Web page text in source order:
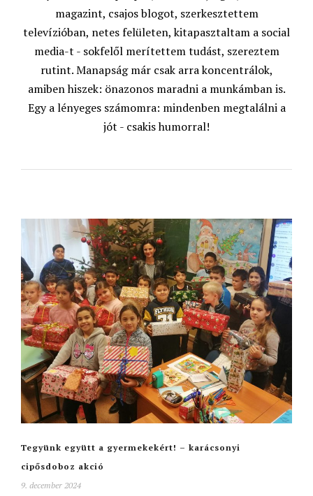
magazint, csajos blogot, szerkesztettem
televízióban, netes felületen, kitapasztaltam a social
media-t - sokfelől merítettem tudást, szereztem
rutint. Manapság már csak arra koncentrálok,
amiben hiszek: önazonos maradni a munkámban is.
Egy a lényeges számomra: mindenben megtalálni a
jót - csakis humorral!
Tegyünk együtt a gyermekekért! – karácsonyi
cipősdoboz akció
9. december 2024